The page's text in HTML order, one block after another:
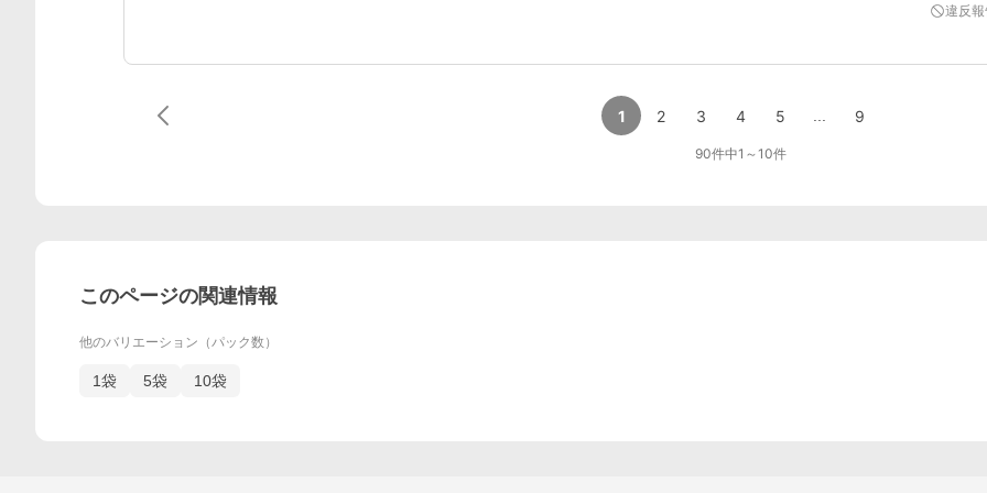
違反
1 2 3 4 5 9
90件中1 ～10件
このページの関連情報
他のバリエーション（パック数）
1袋 5袋 10袋